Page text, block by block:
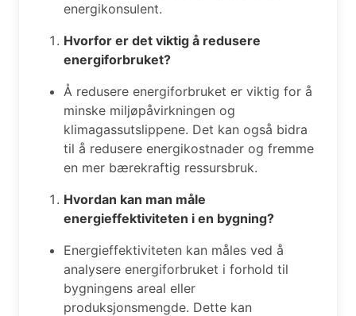
energikonsulent.
Hvorfor er det viktig å redusere
energiforbruket?
Å redusere energiforbruket er viktig for å
minske miljøpåvirkningen og
klimagassutslippene. Det kan også bidra
til å redusere energikostnader og fremme
en mer bærekraftig ressursbruk.
Hvordan kan man måle
energieffektiviteten i en bygning?
Energieffektiviteten kan måles ved å
analysere energiforbruket i forhold til
bygningens areal eller
produksjonsmengde. Dette kan